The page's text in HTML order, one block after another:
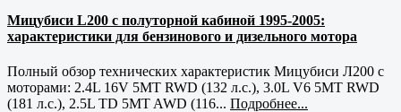
Мицубиси L200 с полуторной кабиной 1995-2005:
характеристики для бензинового и дизельного мотора
Полный обзор технических характеристик Мицубиси Л200 с
моторами: 2.4L 16V 5MT RWD (132 л.с.), 3.0L V6 5MT RWD
(181 л.с.), 2.5L TD 5MT AWD (116... Подробнее...